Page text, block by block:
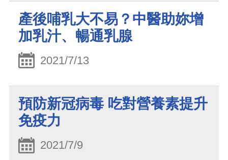
產後哺乳大不易？中醫助妳增
加乳汁、暢通乳腺
2021/7/13
預防新冠病毒 吃對營養素提升
免疫力
2021/7/9